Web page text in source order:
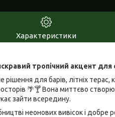
Характеристики
тропічний акцент для
для барів, літніх
🌴🍸 Вона миттєво
зайти всередину.
неонових вивісок і добре